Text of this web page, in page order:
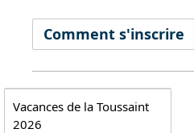
Comment s'inscrire
Vacances de la Toussaint
2026